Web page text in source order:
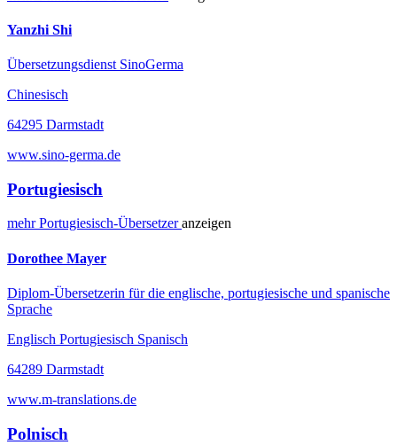
Yanzhi Shi
Übersetzungsdienst SinoGerma
Chinesisch
64295 Darmstadt
www.sino-germa.de
Portugiesisch
mehrPortugiesisch-Übersetzeranzeigen
Dorothee Mayer
Diplom-Übersetzerin für die englische, portugiesische und spanische
Sprache
Englisch Portugiesisch Spanisch
64289 Darmstadt
www.m-translations.de
Polnisch